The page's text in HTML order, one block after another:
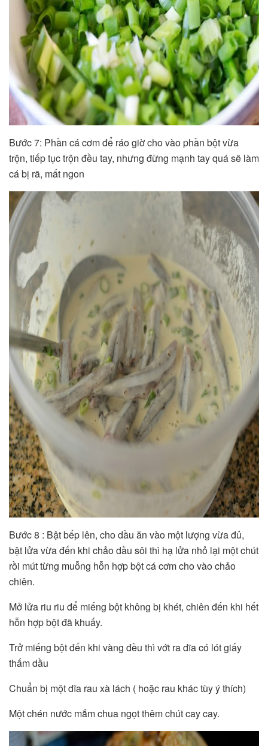
Bước 7: Phần cá cơm để ráo giờ cho vào phần bột vừa
trộn, tiếp tục trộn đều tay, nhưng đừng mạnh tay quá sẽ làm
cá bị rã, mất ngon
Bước 8 : Bật bếp lên, cho dầu ăn vào một lượng vừa đủ,
bật lửa vừa đến khi chảo dầu sôi thì hạ lửa nhỏ lại một chút
rồi mút từng muỗng hỗn hợp bột cá cơm cho vào chảo
chiên.
Mở lửa riu riu để miếng bột không bị khét, chiên đến khi hết
hỗn hợp bột đã khuấy.
Trở miếng bột đến khi vàng đều thì vớt ra dĩa có lót giấy
thấm dầu
Chuẩn bị một dĩa rau xà lách ( hoặc rau khác tùy ý thích)
Một chén nước mắm chua ngọt thêm chút cay cay.